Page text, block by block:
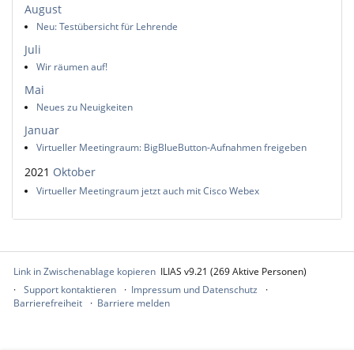
August
Neu: Testübersicht für Lehrende
Juli
Wir räumen auf!
Mai
Neues zu Neuigkeiten
Januar
Virtueller Meetingraum: BigBlueButton-Aufnahmen freigeben
2021 Oktober
Virtueller Meetingraum jetzt auch mit Cisco Webex
Link in Zwischenablage kopieren ILIAS v9.21 (269 Aktive Personen)
Support kontaktieren
Impressum und Datenschutz
Barrierefreiheit
Barriere melden